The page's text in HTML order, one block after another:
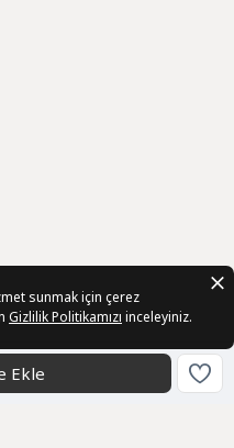
Ekle
sunmak için çerez
Gizlilik Politikamızı inceleyiniz.